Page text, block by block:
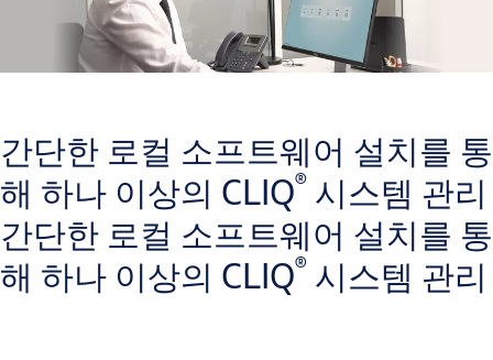
간단한 로컬 소프트웨어 설치를 통
해 하나 이상의 CLIQ® 시스템 관리
간단한 로컬 소프트웨어 설치를 통
해 하나 이상의 CLIQ® 시스템 관리